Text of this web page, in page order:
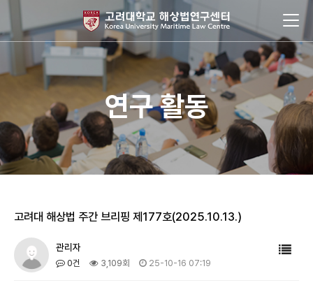
연구 활동
고려대 해상법 주간 브리핑 제177호(2025.10.13.)
관리자
0건 3,109회 25-10-16 07:19